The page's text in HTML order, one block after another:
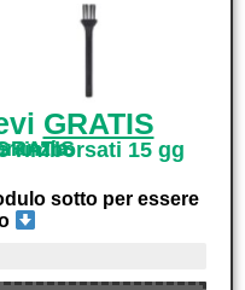
GRATIS
rimborsati 15 gg
sotto per essere